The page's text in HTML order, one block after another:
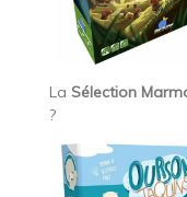
La Sélection
?